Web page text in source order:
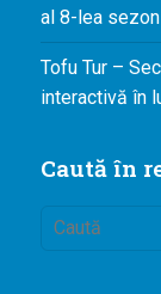
al 8-lea sezon
Tofu Tur –
interactivă în
Caută în